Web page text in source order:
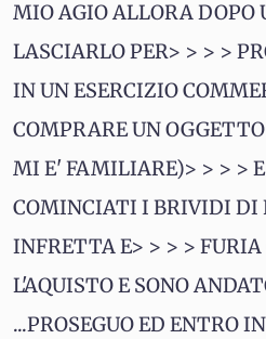
MIO AGIO ALLORA DOPO
LASCIARLO PER> > > >
IN UN ESERCIZIO
COMPRARE UN
MI E' FAMILIARE)> > > >
COMINCIATI I BRIVIDI DI
INFRETTA E> > > > FURIA
L'AQUISTO E SONO
...PROSEGUO ED ENTRO